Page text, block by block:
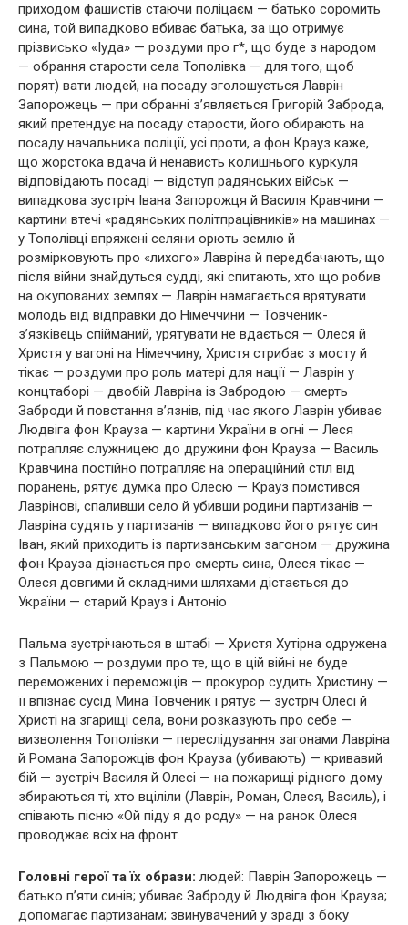
приходом фашистів стаючи поліцаєм — батько соромить
сина, той випадково вбиває батька, за що отримує
прізвисько «Іуда» — роздуми про г*, що буде з народом
— обрання старости села Тополівка — для того, щоб
порят) вати людей, на посаду зголошується Лаврін
Запорожець — при обранні з’являється Григорій Заброда,
який претендує на посаду старости, його обирають на
посаду начальника поліції, усі проти, а фон Крауз каже,
що жорстока вдача й ненависть колишнього куркуля
відповідають посаді — відступ радянських військ —
випадкова зустріч Івана Запорожця й Василя Кравчини —
картини втечі «радянських політпрацівників» на машинах —
у Тополівці впряжені селяни орють землю й
розмірковують про «лихого» Лавріна й передбачають, що
після війни знайдуться судді, які спитають, хто що робив
на окупованих землях — Лаврін намагається врятувати
молодь від відправки до Німеччини — Товченик-
з’язківець спійманий, урятувати не вдається — Олеся й
Христя у вагоні на Німеччину, Христя стрибає з мосту й
тікає — роздуми про роль матері для нації — Лаврін у
концтаборі — двобій Лавріна із Забродою — смерть
Заброди й повстання в’язнів, під час якого Лаврін убиває
Людвіга фон Крауза — картини України в огні — Леся
потрапляє служницею до дружини фон Крауза — Василь
Кравчина постійно потрапляє на операційний стіл від
поранень, рятує думка про Олесю — Крауз помстився
Лаврінові, спаливши село й убивши родини партизанів —
Лавріна судять у партизанів — випадково його рятує син
Іван, який приходить із партизанським загоном — дружина
фон Крауза дізнається про смерть сина, Олеся тікає —
Олеся довгими й складними шляхами дістається до
України — старий Крауз і Антоніо
Пальма зустрічаються в штабі — Христя Хутірна одружена
з Пальмою — роздуми про те, що в цій війні не буде
переможених і переможців — прокурор судить Христину —
її впізнає сусід Мина Товченик і рятує — зустріч Олесі й
Христі на згарищі села, вони розказують про себе —
визволення Тополівки — переслідування загонами Лавріна
й Романа Запорожців фон Крауза (убивають) — кривавий
бій — зустріч Василя й Олесі — на пожарищі рідного дому
збираються ті, хто вціліли (Лаврін, Роман, Олеся, Василь), і
співають пісню «Ой піду я до роду» — на ранок Олеся
проводжає всіх на фронт.
Головні герої та їх образи: людей: Паврін Запорожець —
батько п’яти синів; убиває Заброду й Людвіга фон Крауза;
допомагає партизанам; звинувачений у зраді з боку